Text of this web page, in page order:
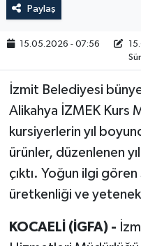
Paylaş
15.05.2026 - 07:56
İzmit Belediyesi
Alikahya İZMEK Kurs
kursiyerlerin yıl
ürünler, düzenlenen
çıktı. Yoğun ilgi
üretkenliği ve
KOCAELİ (İGFA) -